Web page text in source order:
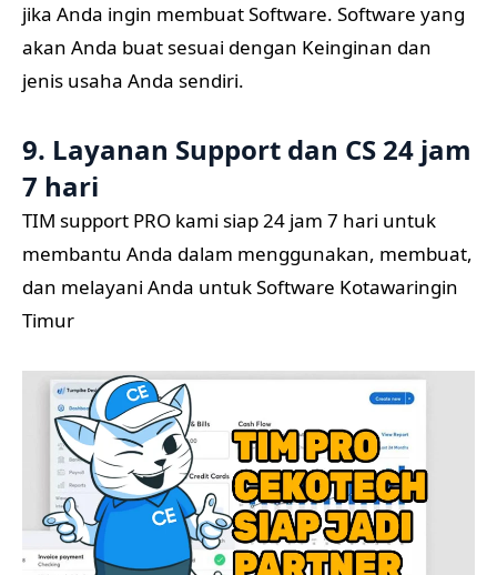
jika Anda ingin membuat Software. Software yang
akan Anda buat sesuai dengan Keinginan dan
jenis usaha Anda sendiri.
9. Layanan Support dan CS 24 jam
7 hari
TIM support PRO kami siap 24 jam 7 hari untuk
membantu Anda dalam menggunakan, membuat,
dan melayani Anda untuk Software Kotawaringin
Timur